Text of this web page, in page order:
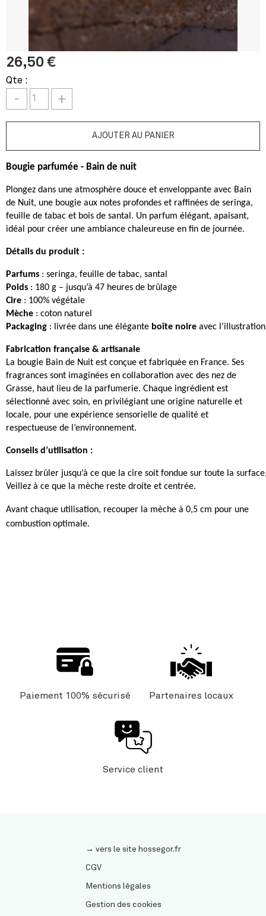
26,50 €
Qte :
- +
Bougie parfumée - Bain de nuit
Plongez dans une atmosphère douce et enveloppante avec Bain
de Nuit, une bougie aux notes profondes et raffinées de seringa,
feuille de tabac et bois de santal. Un parfum élégant, apaisant,
idéal pour créer une ambiance chaleureuse en fin de journée.
Détails du produit :
Parfums : seringa, feuille de tabac, santal
Poids : 180 g – jusqu’à 47 heures de brûlage
Cire : 100% végétale
Mèche : coton naturel
Packaging : livrée dans une élégante boîte noire avec
Fabrication française & artisanale
La bougie Bain de Nuit est conçue et fabriquée en France. Ses
fragrances sont imaginées en collaboration avec des nez de
Grasse, haut lieu de la parfumerie. Chaque ingrédient est
sélectionné avec soin, en privilégiant une origine naturelle et
locale, pour une expérience sensorielle de qualité et
respectueuse de l’environnement.
Conseils d’utilisation :
Laissez brûler jusqu’à ce que la cire soit fondue sur toute la
Veillez à ce que la mèche reste droite et centrée.
Avant chaque utilisation, recouper la mèche à 0,5 cm pour une
combustion optimale.
Paiement 100% sécurisé Partenaires locaux
Service client
→ vers le site hossegor.fr
CGV
Mentions légales
Gestion des cookies